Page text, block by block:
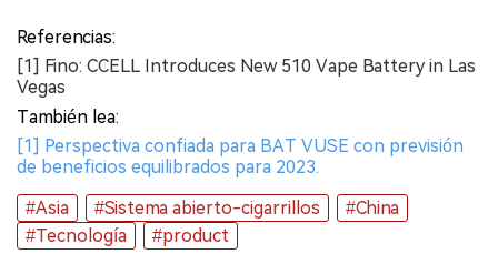
Referencias:
[1] Fino: CCELL Introduces New 510 Vape Battery in Las
Vegas
También lea:
[1] Perspectiva confiada para BAT VUSE con previsión
de beneficios equilibrados para 2023.
#Asia
#Sistema abierto-cigarrillos
#China
#Tecnología
#product